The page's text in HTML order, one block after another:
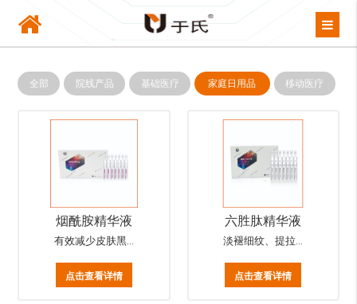
全部 院线产品 基础医疗 家庭日用品 移动医疗
烟酰胺精华液
有效减少皮肤黑...
点击查看详情
六胜肽精华液
淡褪细纹、提拉...
点击查看详情